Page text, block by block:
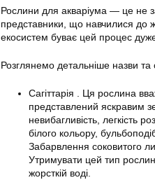
Рослини для акваріума — це не
представники, що навчилися до
екосистем буває цей процес дуже
Розглянемо детальніше назви та
Сагіттарія . Ця рослина
представлений яскравим
невибагливість, легкість
білого кольору,
Забарвлення соковитого
Утримувати цей тип
жорсткій воді.